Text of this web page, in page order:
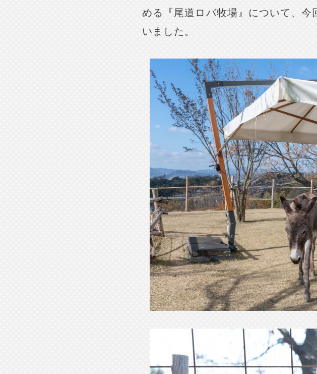
める『尾道ロバ牧場』について、
いました。